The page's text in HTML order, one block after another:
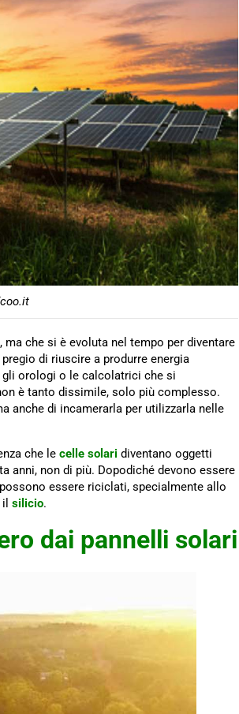
che si è evoluta nel tempo per diventare
di riuscire a produrre energia
gli orologi o le calcolatrici che si
è tanto dissimile, solo più complesso.
anche di incamerarla per utilizzarla nelle
che le celle solari diventano oggetti
anni, non di più. Dopodiché devono essere
essere riciclati, specialmente allo
silicio.
dai pannelli solari